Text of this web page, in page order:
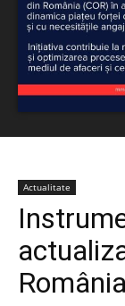
Actualitate
România